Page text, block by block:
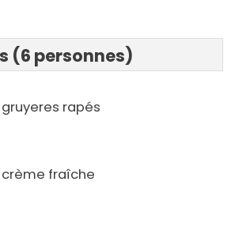
(6 personnes)
rapés
crème fraîche